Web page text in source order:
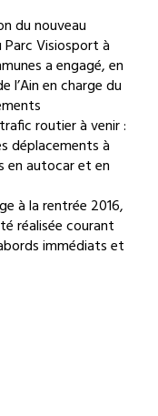
du nouveau
Visiosport à
a engagé, en
l’Ain en charge du
routier à venir :
déplacements à
en autocar et en
à la rentrée 2016,
réalisée courant
immédiats et